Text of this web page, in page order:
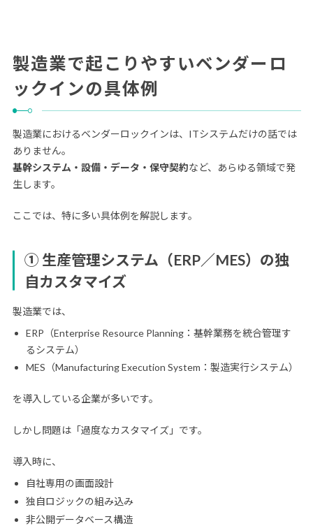
製造業で起こりやすいベンダーロ
ックインの具体例
製造業におけるベンダーロックインは、ITシステムだけの話では
ありません。
基幹システム・設備・データ・保守契約など、あらゆる領域で発
生します。
ここでは、特に多い具体例を解説します。
① 生産管理システム（ERP／MES）の独
自カスタマイズ
製造業では、
ERP（Enterprise Resource Planning：基幹業務を統合管理す
るシステム）
MES（Manufacturing Execution System：製造実行システム）
を導入している企業が多いです。
しかし問題は「過度なカスタマイズ」です。
導入時に、
自社専用の画面設計
独自ロジックの組み込み
非公開データベース構造